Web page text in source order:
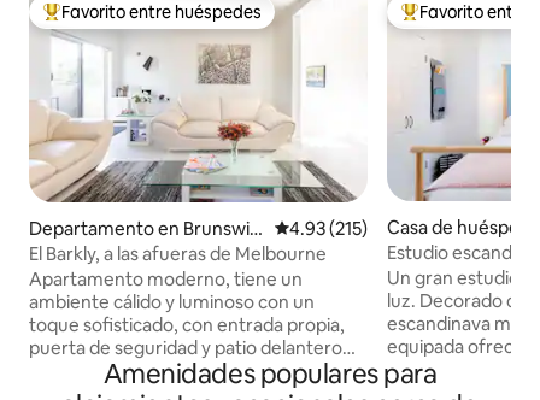
De los mejores en Favorito entre huéspedes
Favorito entre huéspedes
Departamento en Brunswic
k
Calificación promedio: 4.93 de
4.93 (215)
El Barkly, a las afueras de Melbourne
Apartamento moderno, tiene un
ambiente cálido y luminoso con un
toque sofisticado, con entrada propia,
puerta de seguridad y patio delantero
con zona de barbacoa. Planta baja:
garaje doble, vestíbulo de entrada,
De los mejores
Favorito entre
Casa de
ces Hill
Estudio
Carlton North
Un gran estudio
luz. Decorado
escandinava
equipada ofrece
con instalaciones
inducción, horno
Amenidades populares para